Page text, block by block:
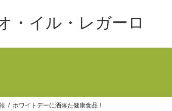
・イル・レガーロ
ホワイトデーに洒落た健康食品！